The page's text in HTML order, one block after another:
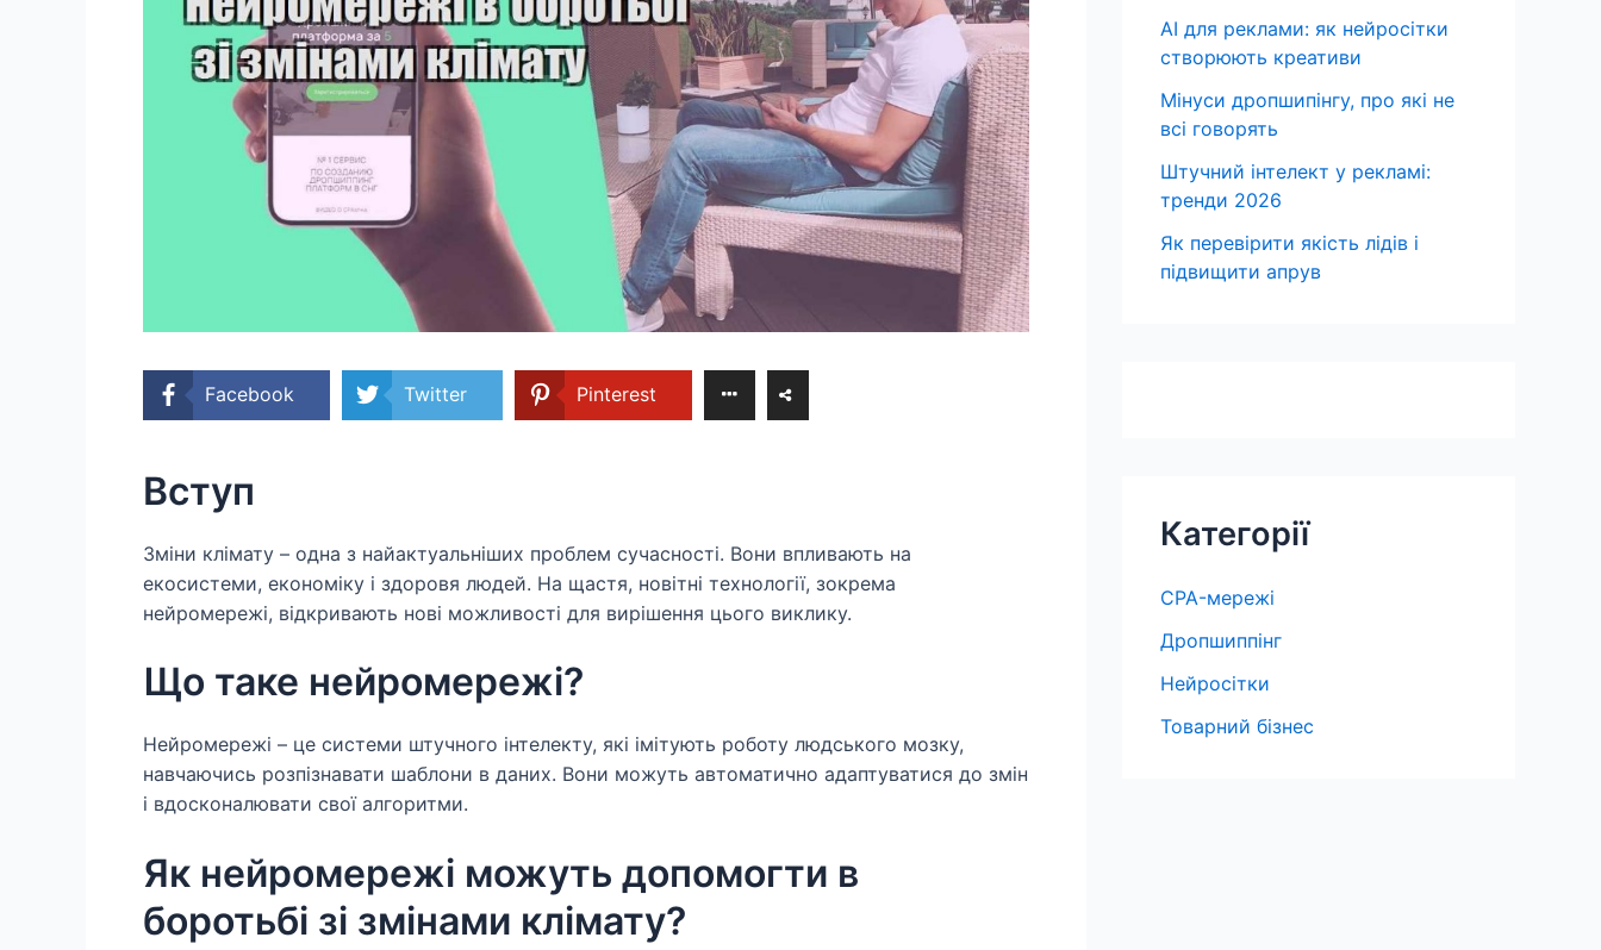
Facebook Twitter Pinterest
Вступ
Зміни клімату – одна з найактуальніших проблем сучасності. Вони впливають на
екосистеми, економіку і здоровя людей. На щастя, новітні технології, зокрема
нейромережі, відкривають нові можливості для вирішення цього виклику.
Що таке нейромережі?
Нейромережі – це системи штучного інтелекту, які імітують роботу людського мозку,
навчаючись розпізнавати шаблони в даних. Вони можуть автоматично адаптуватися до змін
і вдосконалювати свої алгоритми.
Як нейромережі можуть допомогти в
боротьбі зі змінами клімату?
AI для реклами: як нейросітки
створюють креативи
Мінуси дропшипінгу, про які не
всі говорять
Штучний інтелект у рекламі:
тренди 2026
Як перевірити якість лідів і
підвищити апрув
Категорії
CPA-мережі
Дропшиппінг
Нейросітки
Товарний бізнес